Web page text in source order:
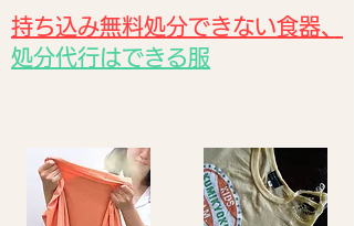
持ち込み無料処分できない食器、
処分代行はできる服